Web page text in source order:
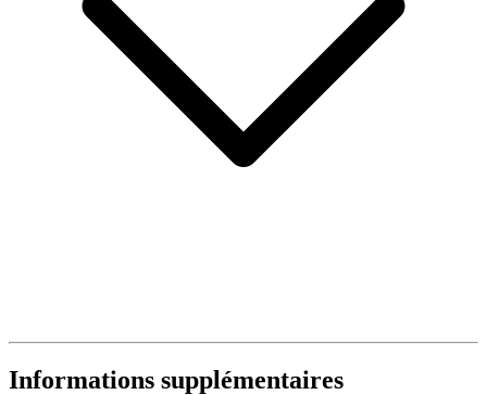
Informations supplémentaires